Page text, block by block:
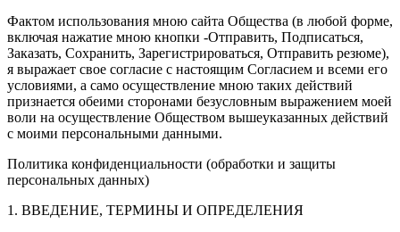
Фактом использования мною сайта Общества (в любой форме,
включая нажатие мною кнопки -Отправить, Подписаться,
Заказать, Сохранить, Зарегистрироваться, Отправить резюме),
я выражает свое согласие с настоящим Согласием и всеми его
условиями, а само осуществление мною таких действий
признается обеими сторонами безусловным выражением моей
воли на осуществление Обществом вышеуказанных действий
с моими персональными данными.
Политика конфиденциальности (обработки и защиты
персональных данных)
1. ВВЕДЕНИЕ, ТЕРМИНЫ И ОПРЕДЕЛЕНИЯ